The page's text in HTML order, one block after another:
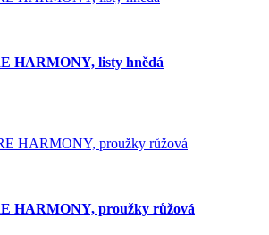
HARMONY, listy hnědá
HARMONY, proužky růžová